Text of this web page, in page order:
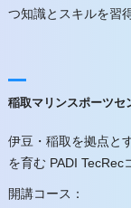
つ知識とスキルを習
稲取マリンスポーツセ
伊豆・稲取を拠点と
を育む PADI TecRec
開講コース：